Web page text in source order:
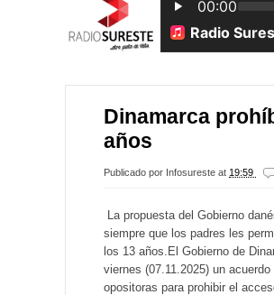
Dinamarca
años
Publicado por Infosureste at 19:59
La propuesta del Gobierno
siempre que los padres les
los 13 años.El Gobierno de
viernes (07.11.2025) un
opositoras para prohibir el